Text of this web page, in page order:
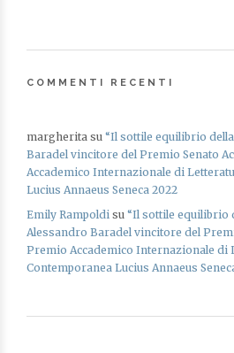
COMMENTI RECENTI
margherita su “Il sottile equilibrio
Baradel vincitore del Premio Senato
Accademico Internazionale di
Lucius Annaeus Seneca 2022
Emily Rampoldi su “Il sottile equilibrio
Alessandro Baradel vincitore del
Premio Accademico Internazionale di
Contemporanea Lucius Annaeus